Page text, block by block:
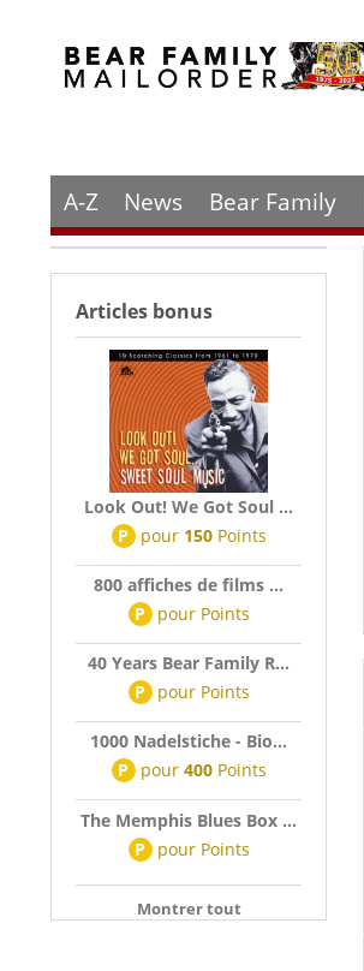
A-Z News Bear Family
Articles bonus
Look Out! We Got Soul ...
P pour 150Points
800 affiches de films ...
P pour Points
40 Years Bear Family R...
P pour Points
1000 Nadelstiche - Bio...
P pour 400Points
The Memphis Blues Box ...
P pour Points
Montrer tout